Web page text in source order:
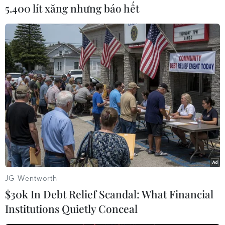
tàu thuyền ngư dân ravào khó khăn và gây sạt
lở bờ biển thôn Phổ Trường, xã Nghĩa An, gây
bất bìnhlớn trong nhân dân địa phương.
Để khắc phục tình trạng sạt lở bờ biển, bồi lấp
sông, Ủy ban Nhân dân tỉnh chỉđạo tạm dừng
việc nạo vét cát nhiễm mặn tại Cửa Đại, xác
định nguyên nhân vàtriển khai thực hiện ngay
các biện pháp khắc phục khẩn cấp.
Trong quá trình khắc phục sạt lở khẩn cấp, do
ảnh hưởng của 2 cơn bão số 10, 11sóng lớn tiếp
tục làm bồi lấp cửa sông Phú Thọ thuộc xã
Nghĩa An và Nghĩa Phú(Tư Nghĩa) và Sông Kinh
xã Tịnh Khê (Sơn Tịnh) dẫn đến việc tàu thuyền
ngư dâncác xã này rất khó khăn ra vào Cửa Đại
5.400 lít xăng nhưng báo hết
JG Wentworth
$30k In Debt Relief Scandal: What Financial
Institutions Quietly Conceal